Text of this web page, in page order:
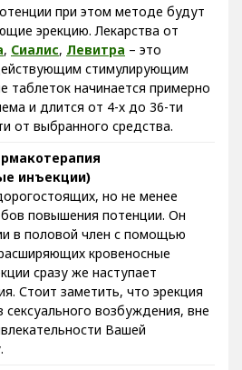
при этом методе будут
эрекцию. Лекарства от
, Сиалис, Левитра – это
стимулирующим
таблеток начинается примерно
и длится от 4-х до 36-ти
от выбранного средства.
инъекции)
но не менее
повышения потенции. Он
в половой член с помощью
кровеносные
сразу же наступает
Стоит заметить, что эрекция
возбуждения, вне
Вашей